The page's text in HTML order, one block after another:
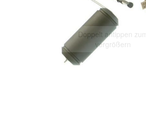
Doppelt antippen zum
vergrößern